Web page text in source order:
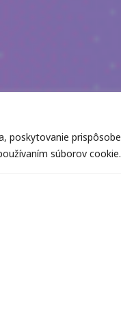
poskytovanie
súborov cookie.